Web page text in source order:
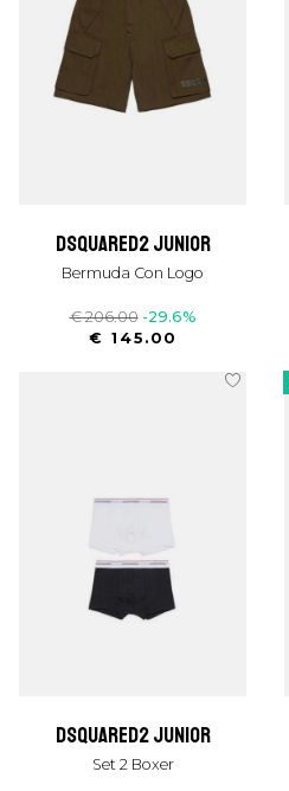
dsquared2 junior
Bermuda Con Logo
€ 206.00 -29.6%
€ 145.00
dsquared2 junior
Set 2 Boxer